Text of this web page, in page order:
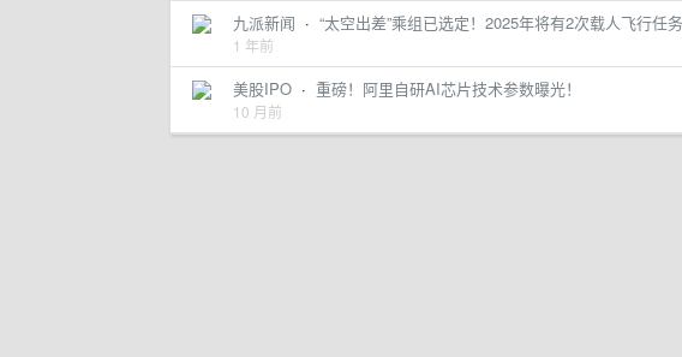
九派新闻 · “太空出差”乘组已选定！2025年将有2次载人飞行任务
1 年前
美股IPO · 重磅！阿里自研AI芯片技术参数曝光！
10 月前